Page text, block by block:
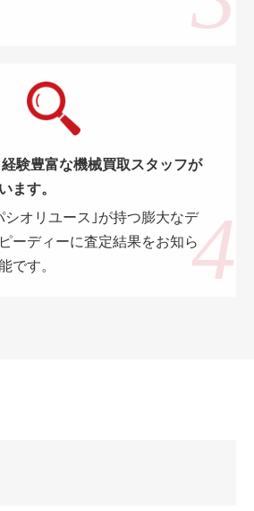
験豊富な機械買取スタッフが
ます。
シオリユース｣が持つ膨大なデ
ーディーに査定結果をお知ら
です。